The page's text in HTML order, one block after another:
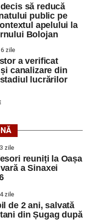
Bolojan
Roșie găzduiește
„CicloAventurier
Symphonic Camp
la Sebeș
recital apreciat de
în cadrul taberei, iar
aplauze îndelungate.
să reducă
public pe
apelului la
Bolojan
zile
a verificat
canalizare din
lucrărilor
zile
reuniți la Oașa
a Sinaxei
zile
de 2 ani, salvată
din Șugag după